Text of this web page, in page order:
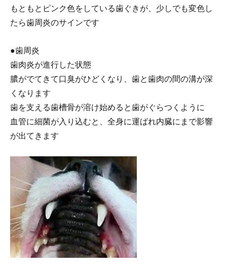
もともとピンク色をしている歯ぐきが、少しでも変色し
たら歯周炎のサインです
●歯周炎
歯肉炎が進行した状態
膿がでてきて口臭がひどくなり、歯と歯肉の間の溝が深
くなります
歯を支える歯槽骨が溶け始めると歯がぐらつくように
血管に細菌が入り込むと、全身に運ばれ内臓にまで影響
が出てきます